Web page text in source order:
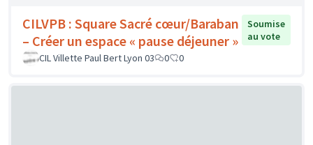
CILVPB : Square Sacré cœur/Baraban
– Créer un espace « pause déjeuner »
Soumise
au vote
CIL Villette Paul Bert Lyon 03
0 0